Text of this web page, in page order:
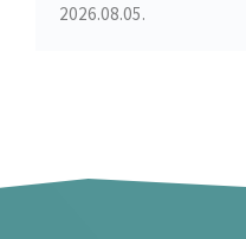
2026.08.05.